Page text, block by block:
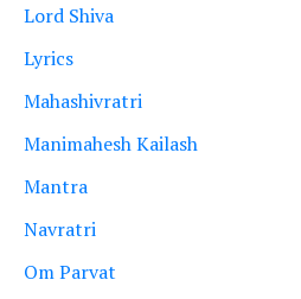
Lord Shiva
Lyrics
Mahashivratri
Manimahesh Kailash
Mantra
Navratri
Om Parvat